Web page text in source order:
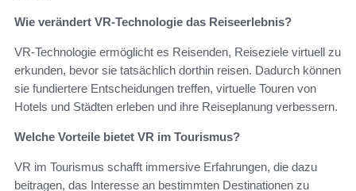
Wie verändert VR-Technologie das Reiseerlebnis?
VR-Technologie ermöglicht es Reisenden, Reiseziele virtuell zu
erkunden, bevor sie tatsächlich dorthin reisen. Dadurch können
sie fundiertere Entscheidungen treffen, virtuelle Touren von
Hotels und Städten erleben und ihre Reiseplanung verbessern.
Welche Vorteile bietet VR im Tourismus?
VR im Tourismus schafft immersive Erfahrungen, die dazu
beitragen, das Interesse an bestimmten Destinationen zu